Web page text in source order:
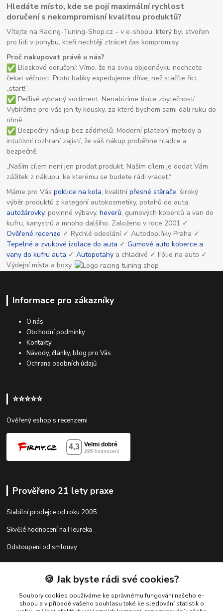
Hledáte místo, kde se pojí maximální rychlost
doručení s nekompromisní kvalitou produktů?
Vítejte na Racing-Tuning-Shop.cz – v e-shopu, který byl stvořen
pro lidi v pohybu, kteří nechtějí ztrácet čas kompromisy.
Proč nakupovat právě u nás?
Bleskové doručení: Víme, že na svou objednávku nechcete
čekat věčnost. Proto balíky expedujeme dříve, než stačíte říct
„start!“.
Pečlivě vybraný sortiment: Nenabízíme tisíce zbytečností.
Vybíráme pro vás jen ty kousky, za které bychom sami dali ruku do
ohně.
Bezpečný nákup bez zádrhelů: Moderní platební metody a
intuitivní rozhraní zajistí, že váš nákup proběhne hladce a
bezpečně.
„Naším cílem není jen prodat produkt. Naším cílem je dodat Vám
zážitek z nákupu, ke kterému se budete rádi vracet.“
Máme pro Váspoklice na kola, kvalitnípřesné stěrače, široký
výběr produktů z kategorií autokosmetiky, potahů do auta,
autožárovky, povinné výbavy,heverů, gumových koberců a van do
kufru, kanystrů a mnoho dalšího. Založeno v roce 2001 ✓
Ověřené recenze ✓ Rychlé odeslání ✓ Autodoplňky Praha ✓
Tepelné a zvukové izolace do auta ✓Gumové auto koberce a
vany do kufru auta ✓Autopotahy a chladivé ✓ Fólie na auto ✓
Výdejní místa a boxy.
Informace pro zákazníky
O nás
Obchodní podmínky
Kontakty
Návody, články, blog pro Vás
Ochrana osobních údajů
⭐⭐⭐⭐⭐
Ověřený eshop s recenzemi
Prověřeno 21 lety praxe
Stabilní prodejce od roku 2005
Skvělé hodnocení na Heureka
Odstoupeni od smlouvy
Kontakty🍪 Jak byste rádi své cookies?
Soubory cookies používáme ke správnému fungování našeho e-
shopu a v případě vašeho souhlasu také ke sledování statistik o